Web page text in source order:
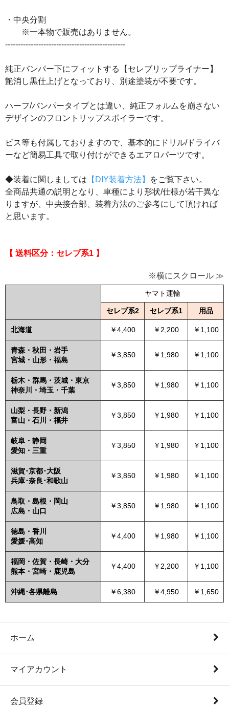
・中央分割
※一本物で販売はありません。
-----------------------------------------------
純正バンパー下にフィットする【セレブリップライナー】
艶消し黒仕上げとなっており、別途塗装が不要です。
ハーフ/バンパータイプとは違い、純正フォルムを崩さない
デザインのフロントリップスポイラーです。
ビス等も付属しておりますので、基本的にドリル/ドライバ
ーなど簡易工具で取り付けができるエアロパーツです。
◆装着に関しましては 【DIY装着方法】
をご覧下さい。
全商品共通の説明となり、車種により形状/仕様が若干異な
りますが、中央接合部、装着方法のご参考にして頂ければ
と思います。
【 送料区分：セレブ系1 】
※横にスクロール ≫
ヤマト運輸
セレブ系2 セレブ系1 用品
北海道 ￥4,400 ￥2,200 ￥1,100
青森・秋田・岩手
宮城・山形・福島
￥3,850 ￥1,980 ￥1,100
栃木・群馬・茨城・東京
神奈川・埼玉・千葉
￥3,850 ￥1,980 ￥1,100
山梨・長野・新潟
富山・石川・福井
￥3,850 ￥1,980 ￥1,100
岐阜・静岡
愛知・三重
￥3,850 ￥1,980 ￥1,100
滋賀･京都･大阪
兵庫･奈良･和歌山
￥3,850 ￥1,980 ￥1,100
鳥取・島根・岡山
広島・山口
￥3,850 ￥1,980 ￥1,100
徳島・香川
愛媛･高知
￥4,400 ￥1,980 ￥1,100
福岡・佐賀・長崎・大分
熊本・宮崎・鹿児島
￥4,400 ￥2,200 ￥1,100
沖縄･各県離島 ￥6,380 ￥4,950 ￥1,650
ホーム
マイアカウント
会員登録